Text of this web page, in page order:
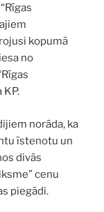
kopumā
no
KP.
norāda, ka
īstenotu un
divās
cenu
piegādi.